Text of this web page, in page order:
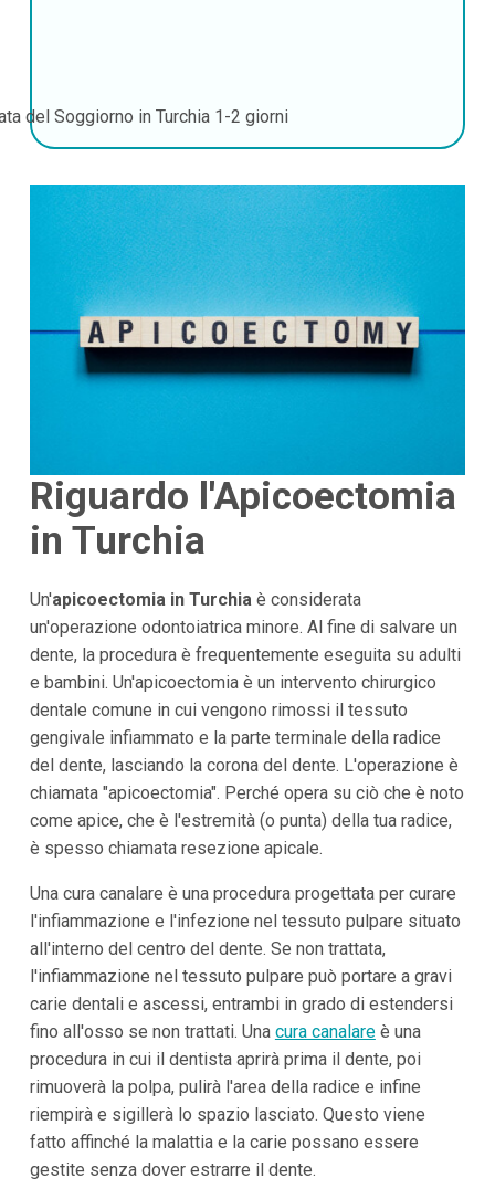
del Soggiorno in Turchia 1-2 giorni
Riguardo l'Apicoectomia
in Turchia
Un'apicoectomia in Turchiaè considerata
un'operazione odontoiatrica minore. Al fine di salvare un
dente, la procedura è frequentemente eseguita su adulti
e bambini. Un'apicoectomia è un intervento chirurgico
dentale comune in cui vengono rimossi il tessuto
gengivale infiammato e la parte terminale della radice
del dente, lasciando la corona del dente. L'operazione è
chiamata "apicoectomia". Perché opera su ciò che è noto
come apice, che è l'estremità (o punta) della tua radice,
è spesso chiamata resezione apicale.
Una cura canalare è una procedura progettata per curare
l'infiammazione e l'infezione nel tessuto pulpare situato
all'interno del centro del dente. Se non trattata,
l'infiammazione nel tessuto pulpare può portare a gravi
carie dentali e ascessi, entrambi in grado di estendersi
fino all'osso se non trattati. Una cura canalareè una
procedura in cui il dentista aprirà prima il dente, poi
rimuoverà la polpa, pulirà l'area della radice e infine
riempirà e sigillerà lo spazio lasciato. Questo viene
fatto affinché la malattia e la carie possano essere
gestite senza dover estrarre il dente.